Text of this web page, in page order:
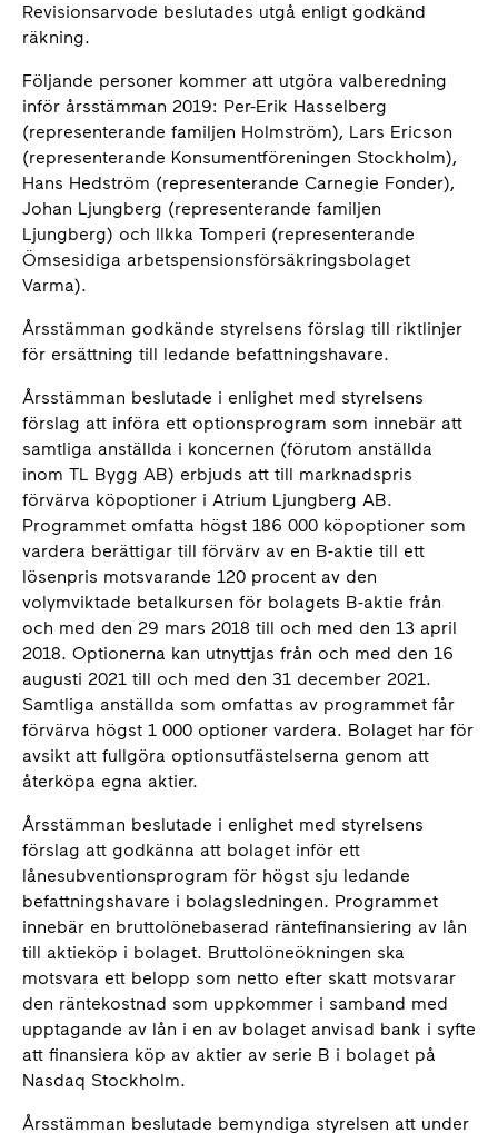
Revisionsarvode beslutades utgå enligt godkänd
räkning.
Följande personer kommer att utgöra valberedning
inför årsstämman 2019: Per-Erik Hasselberg
(representerande familjen Holmström), Lars Ericson
(representerande Konsumentföreningen Stockholm),
Hans Hedström (representerande Carnegie Fonder),
Johan Ljungberg (representerande familjen
Ljungberg) och Ilkka Tomperi (representerande
Ömsesidiga arbetspensionsförsäkringsbolaget
Varma).
Årsstämman godkände styrelsens förslag till riktlinjer
för ersättning till ledande befattningshavare.
Årsstämman beslutade i enlighet med styrelsens
förslag att införa ett optionsprogram som innebär att
samtliga anställda i koncernen (förutom anställda
inom TL Bygg AB) erbjuds att till marknadspris
förvärva köpoptioner i Atrium Ljungberg AB.
Programmet omfatta högst 186 000 köpoptioner som
vardera berättigar till förvärv av en B-aktie till ett
lösenpris motsvarande 120 procent av den
volymviktade betalkursen för bolagets B-aktie från
och med den 29 mars 2018 till och med den 13 april
2018. Optionerna kan utnyttjas från och med den 16
augusti 2021 till och med den 31 december 2021.
Samtliga anställda som omfattas av programmet får
förvärva högst 1 000 optioner vardera. Bolaget har för
avsikt att fullgöra optionsutfästelserna genom att
återköpa egna aktier.
Årsstämman beslutade i enlighet med styrelsens
förslag att godkänna att bolaget inför ett
lånesubventionsprogram för högst sju ledande
befattningshavare i bolagsledningen. Programmet
innebär en bruttolönebaserad räntefinansiering av lån
till aktieköp i bolaget. Bruttolöneökningen ska
motsvara ett belopp som netto efter skatt motsvarar
den räntekostnad som uppkommer i samband med
upptagande av lån i en av bolaget anvisad bank i syfte
att finansiera köp av aktier av serie B i bolaget på
Nasdaq Stockholm.
Årsstämman beslutade bemyndiga styrelsen att under